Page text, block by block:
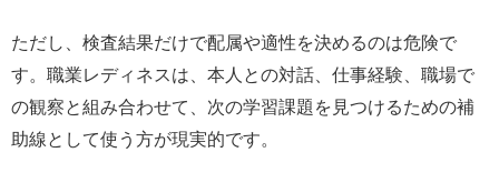
ただし、検査結果だけで配属や適性を決めるのは危険で
す。職業レディネスは、本人との対話、仕事経験、職場で
の観察と組み合わせて、次の学習課題を見つけるための補
助線として使う方が現実的です。